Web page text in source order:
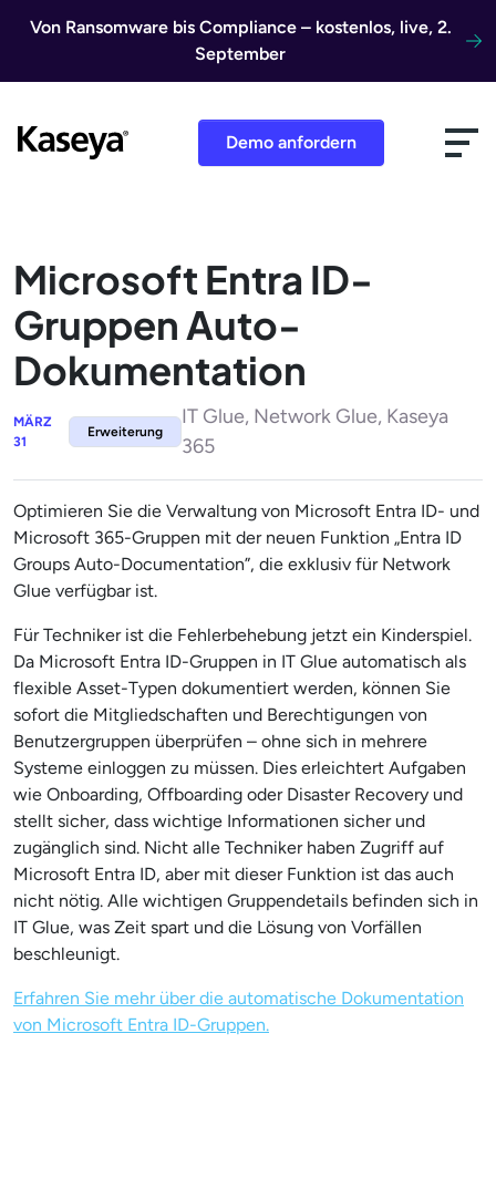
Von Ransomware bis Compliance – kostenlos, live, 2.
September
Demo anfordern
Microsoft Entra ID-
Gruppen Auto-
Dokumentation
MÄRZ
31
Erweiterung
IT Glue, Network Glue, Kaseya
365
Optimieren Sie die Verwaltung von Microsoft Entra ID- und
Microsoft 365-Gruppen mit der neuen Funktion „Entra ID
Groups Auto-Documentation”, die exklusiv für Network
Glue verfügbar ist.
Für Techniker ist die Fehlerbehebung jetzt ein Kinderspiel.
Da Microsoft Entra ID-Gruppen in IT Glue automatisch als
flexible Asset-Typen dokumentiert werden, können Sie
sofort die Mitgliedschaften und Berechtigungen von
Benutzergruppen überprüfen – ohne sich in mehrere
Systeme einloggen zu müssen. Dies erleichtert Aufgaben
wie Onboarding, Offboarding oder Disaster Recovery und
stellt sicher, dass wichtige Informationen sicher und
zugänglich sind. Nicht alle Techniker haben Zugriff auf
Microsoft Entra ID, aber mit dieser Funktion ist das auch
nicht nötig. Alle wichtigen Gruppendetails befinden sich in
IT Glue, was Zeit spart und die Lösung von Vorfällen
beschleunigt.
Erfahren Sie mehr über die automatische Dokumentation
von Microsoft Entra ID-Gruppen.